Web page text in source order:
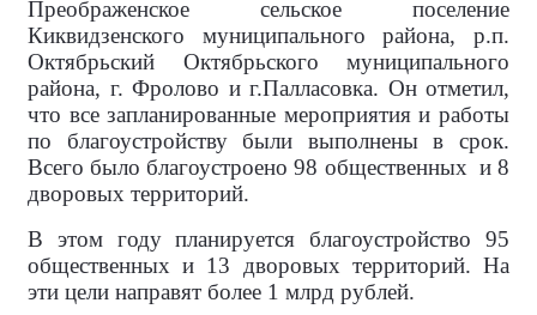
Преображенское сельское поселение
Киквидзенского муниципального района, р.п.
Октябрьский Октябрьского муниципального
района, г. Фролово и г.Палласовка. Он отметил,
что все запланированные мероприятия и работы
по благоустройству были выполнены в срок.
Всего было благоустроено98 общественных и 8
дворовых территорий.
В этом году планируется благоустройство 95
общественных и 13 дворовых территорий. На
эти цели направят более 1 млрд рублей.